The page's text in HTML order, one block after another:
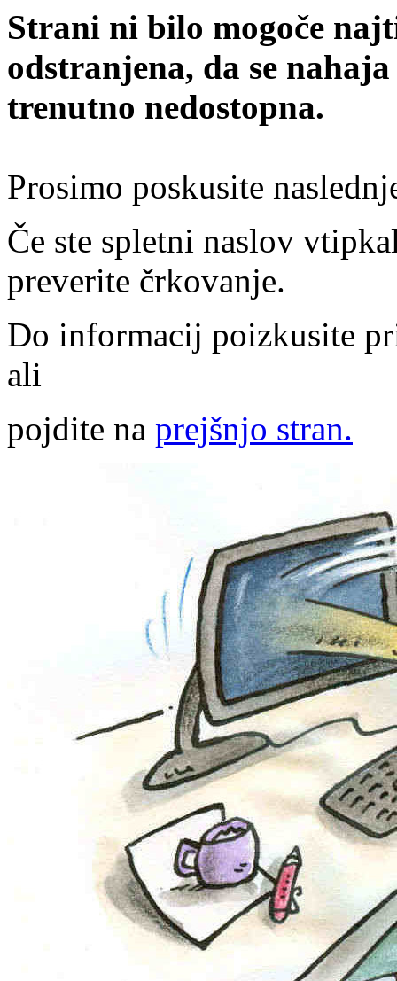
Strani ni bilo mogoče
odstranjena, da se
trenutno nedostopna.
Prosimo poskusite
Če ste spletni naslov
preverite črkovanje.
Do informacij poizkusite
ali
pojdite na prejšnjo stran.